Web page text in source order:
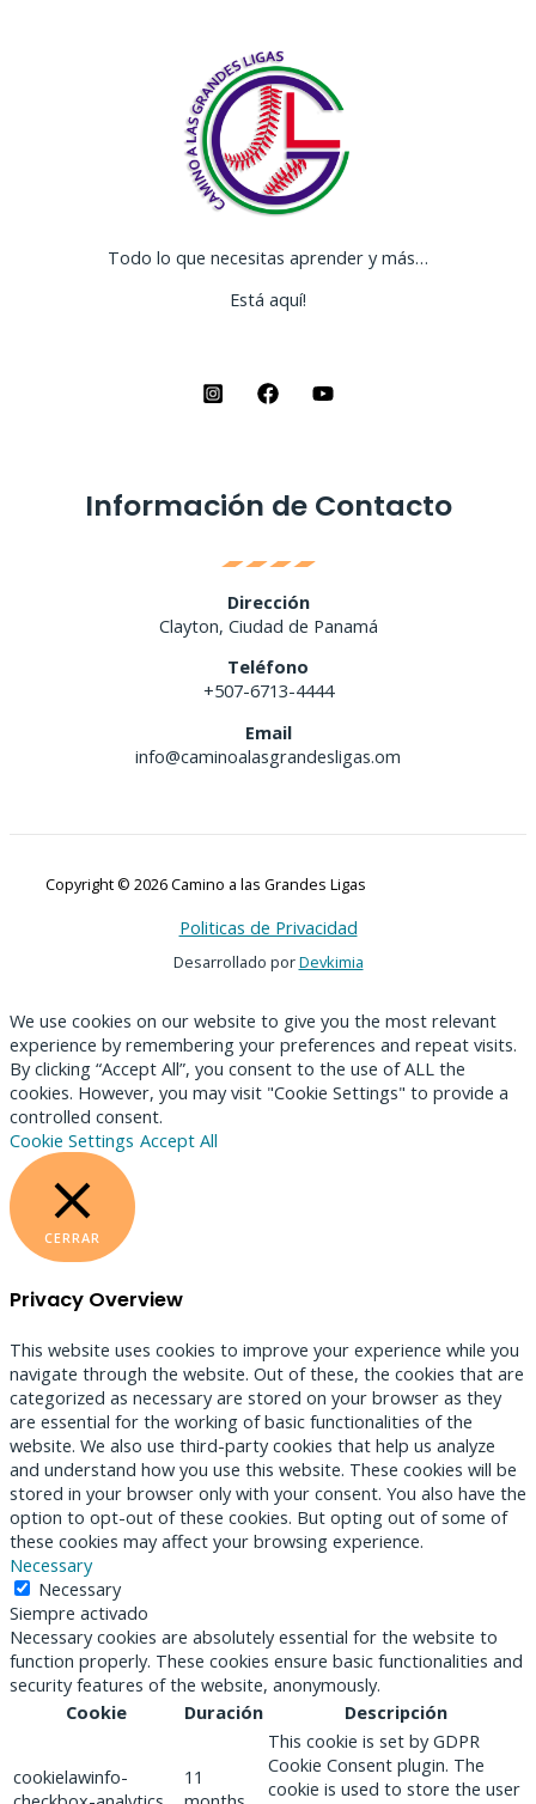
Todo lo que necesitas aprender y más…
Está aquí!
Información de Contacto
Dirección
Clayton, Ciudad de Panamá
Teléfono
+507-6713-4444
Email
info@caminoalasgrandesligas.om
Copyright © 2026 Camino a las Grandes Ligas
Politicas de Privacidad
Desarrollado porDevkimia
We use cookies on our website to give you the most relevant
experience by remembering your preferences and repeat visits.
By clicking “Accept All”, you consent to the use of ALL the
cookies. However, you may visit "Cookie Settings" to provide a
controlled consent.
Cookie Settings Accept All
CERRAR
Privacy Overview
This website uses cookies to improve your experience while you
navigate through the website. Out of these, the cookies that are
categorized as necessary are stored on your browser as they
are essential for the working of basic functionalities of the
website. We also use third-party cookies that help us analyze
and understand how you use this website. These cookies will be
stored in your browser only with your consent. You also have the
option to opt-out of these cookies. But opting out of some of
these cookies may affect your browsing experience.
Necessary
Necessary
Siempre activado
Necessary cookies are absolutely essential for the website to
function properly. These cookies ensure basic functionalities and
security features of the website, anonymously.
Cookie
Duración Descripción
cookielawinfo-
11
This cookie is set by GDPR
Cookie Consent plugin. The
cookie is used to store the user